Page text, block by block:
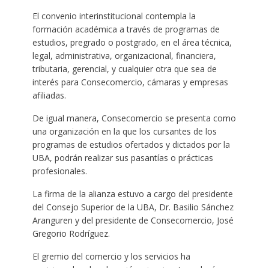
El convenio interinstitucional contempla la
formación académica a través de programas de
estudios, pregrado o postgrado, en el área técnica,
legal, administrativa, organizacional, financiera,
tributaria, gerencial, y cualquier otra que sea de
interés para Consecomercio, cámaras y empresas
afiliadas.
De igual manera, Consecomercio se presenta como
una organización en la que los cursantes de los
programas de estudios ofertados y dictados por la
UBA, podrán realizar sus pasantías o prácticas
profesionales.
La firma de la alianza estuvo a cargo del presidente
del Consejo Superior de la UBA, Dr. Basilio Sánchez
Aranguren y del presidente de Consecomercio, José
Gregorio Rodríguez.
El gremio del comercio y los servicios ha